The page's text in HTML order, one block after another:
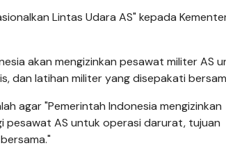
Lintas Udara AS" kepada
akan mengizinkan pesawat militer AS
dan latihan militer yang disepakati
agar "Pemerintah Indonesia mengizinkan
pesawat AS untuk operasi darurat, tujuan